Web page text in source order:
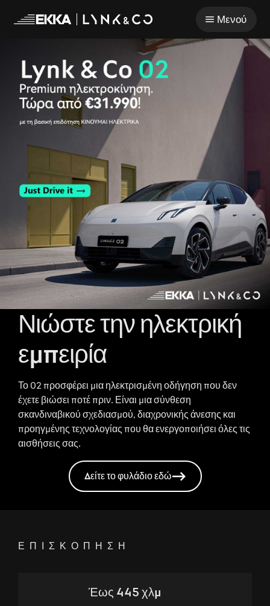
Μενού
Νιώστε την ηλεκτρική
εμπειρία
Το 02 προσφέρει μια ηλεκτρισμένη οδήγηση που δεν
έχετε βιώσει ποτέ πριν. Είναι μια σύνθεση
σκανδιναβικού σχεδιασμού, διαχρονικής άνεσης και
προηγμένης τεχνολογίας που θα ενεργοποιήσει όλες τις
αισθήσεις σας.
Δείτε το φυλάδιο εδώ
ΕΠΙΣΚΟΠΗΣΗ
Έως 445 χλμ